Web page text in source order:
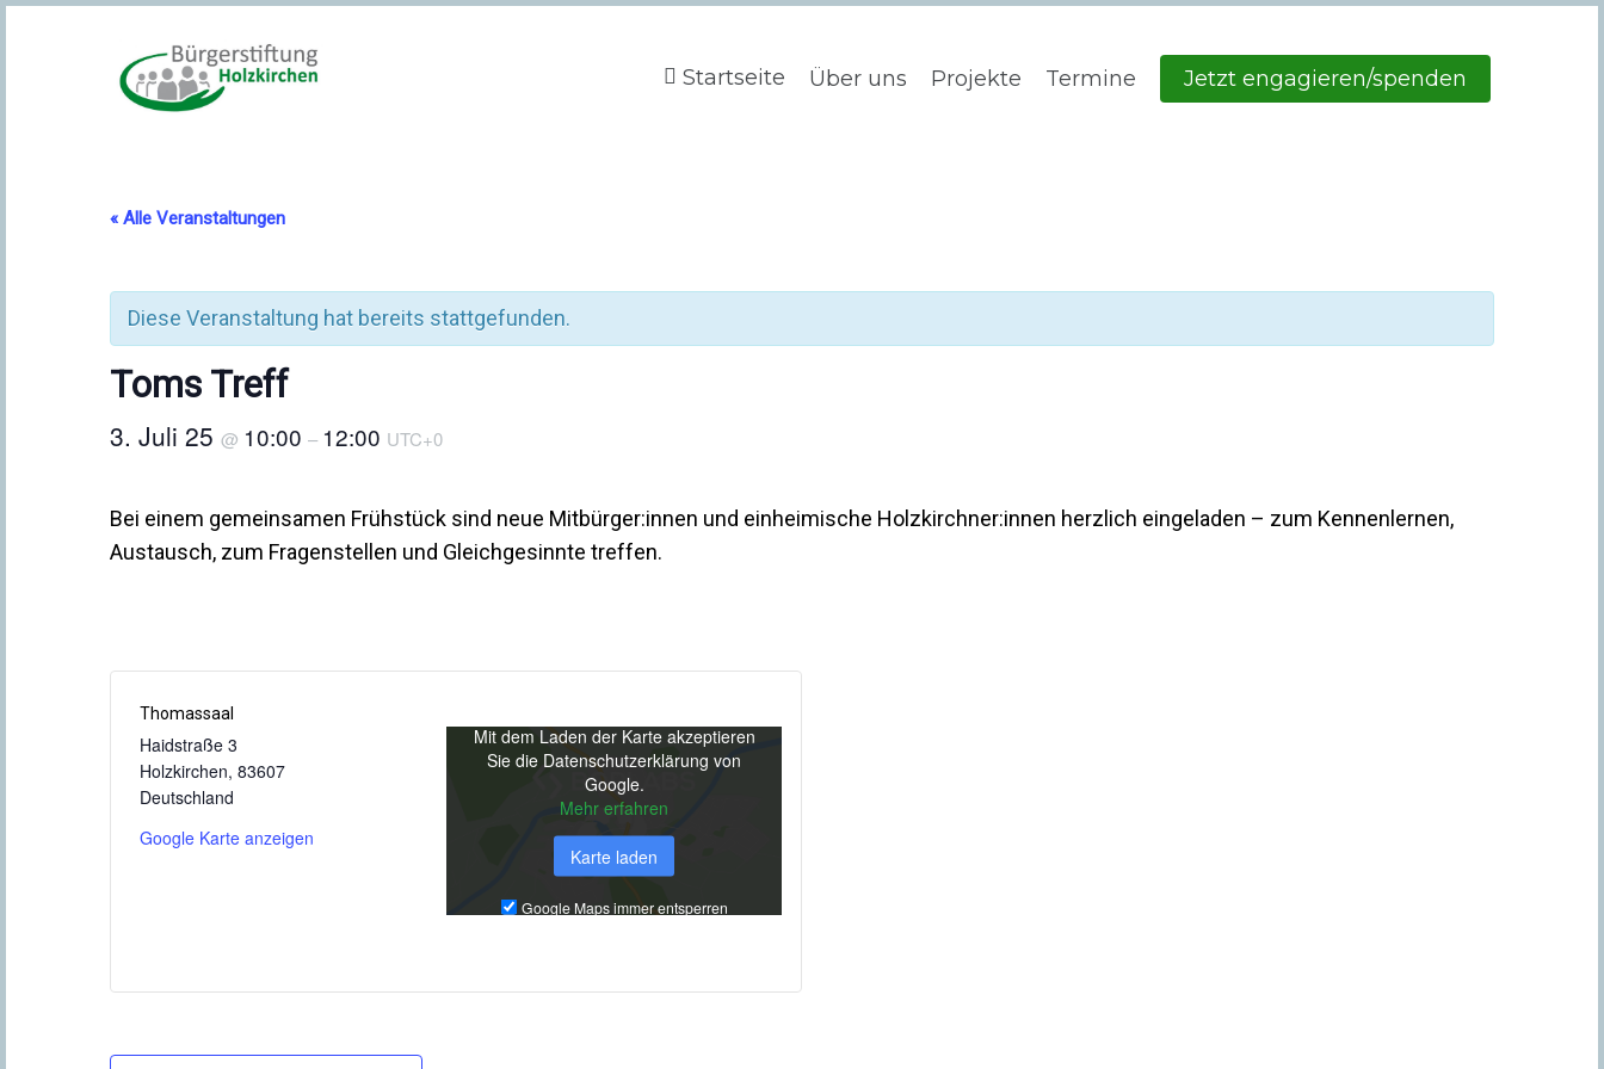
Startseite Über uns Projekte Termine Jetzt engagieren/spenden
« Alle Veranstaltungen
Diese Veranstaltung hat bereits stattgefunden.
Toms Treff
3. Juli 25 @ 10:00 – 12:00 UTC+0
Bei einem gemeinsamen Frühstück sind neue Mitbürger:innen und einheimische Holzkirchner:innen herzlich eingeladen – zum Kennenlernen,
Austausch, zum Fragenstellen und Gleichgesinnte treffen.
Thomassaal
Haidstraße 3
Holzkirchen, 83607
Deutschland
Google Karte anzeigen
Mit dem Laden der Karte akzeptieren
Sie die Datenschutzerklärung von
Google.
Mehr erfahren
Karte laden
Google Maps immer entsperren